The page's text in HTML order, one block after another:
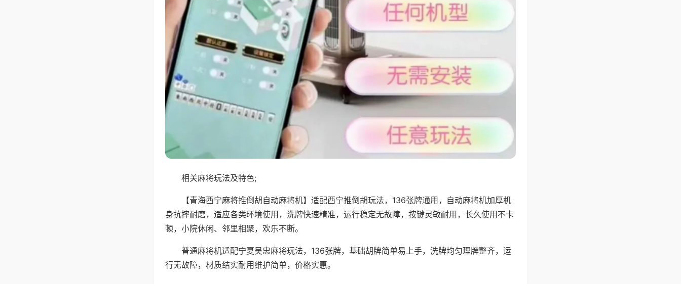
相关麻将玩法及特色;
【青海西宁麻将推倒胡自动麻将机】适配西宁推倒胡玩法，136张牌通用，自动麻将机加厚机
身抗摔耐磨，适应各类环境使用，洗牌快速精准，运行稳定无故障，按键灵敏耐用，长久使用不卡
顿，小院休闲、邻里相聚，欢乐不断。
普通麻将机适配宁夏吴忠麻将玩法，136张牌，基础胡牌简单易上手，洗牌均匀理牌整齐，运
行无故障，材质结实耐用维护简单，价格实惠。